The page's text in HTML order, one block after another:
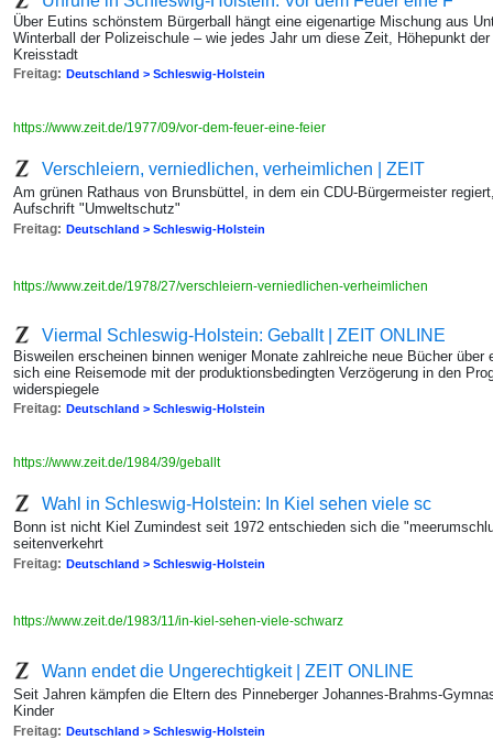
Über Eutins schönstem Bürgerball hängt eine eigenartige Mischung aus
Winterball der Polizeischule – wie jedes Jahr um diese Zeit, Höhepunkt
Kreisstadt
Freitag: Deutschland > Schleswig-Holstein
https://www.zeit.de/1977/09/vor-dem-feuer-eine-feier
Verschleiern, verniedlichen, verheimlichen | ZEIT
Am grünen Rathaus von Brunsbüttel, in dem ein CDU-Bürgermeister
Aufschrift "Umweltschutz"
Freitag: Deutschland > Schleswig-Holstein
https://www.zeit.de/1978/27/verschleiern-verniedlichen-verheimlichen
Viermal Schleswig-Holstein: Geballt | ZEIT ONLINE
Bisweilen erscheinen binnen weniger Monate zahlreiche neue Bücher
sich eine Reisemode mit der produktionsbedingten Verzögerung in den
widerspiegele
Freitag: Deutschland > Schleswig-Holstein
https://www.zeit.de/1984/39/geballt
Wahl in Schleswig-Holstein: In Kiel sehen viele sc
Bonn ist nicht Kiel Zumindest seit 1972 entschieden sich die
seitenverkehrt
Freitag: Deutschland > Schleswig-Holstein
https://www.zeit.de/1983/11/in-kiel-sehen-viele-schwarz
Wann endet die Ungerechtigkeit | ZEIT ONLINE
Seit Jahren kämpfen die Eltern des Pinneberger Johannes-Brahms-
Kinder
Freitag: Deutschland > Schleswig-Holstein